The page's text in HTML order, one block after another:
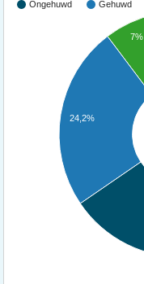
Ongehuwd Gehuwd
7%
24,2%